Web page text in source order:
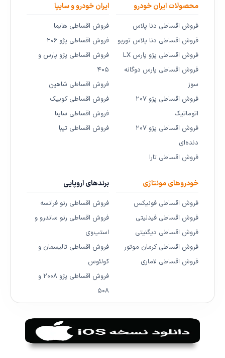
محصولات ایران خودرو
فروش اقساطی دنا پلاس
فروش اقساطی دنا پلاس توربو
فروش اقساطی پژو پارس LX
فروش اقساطی پارس دوگانه
سوز
فروش اقساطی پژو ۲۰۷
اتوماتیک
فروش اقساطی پژو ۲۰۷
دنده‌ای
فروش اقساطی تارا
ایران خودرو و سایپا
فروش اقساطی هایما
فروش اقساطی پژو ۲۰۶
فروش اقساطی پژو پارس و
۴۰۵
فروش اقساطی شاهین
فروش اقساطی کوییک
فروش اقساطی ساینا
فروش اقساطی تیبا
خودروهای مونتاژی
فروش اقساطی فونیکس
فروش اقساطی فیدلیتی
فروش اقساطی دیگنیتی
فروش اقساطی کرمان موتور
فروش اقساطی لاماری
برندهای اروپایی
فروش اقساطی رنو فرانسه
فروش اقساطی رنو ساندرو و
استپ‌وی
فروش اقساطی تالیسمان و
کولئوس
فروش اقساطی پژو ۲۰۰۸ و
۵۰۸